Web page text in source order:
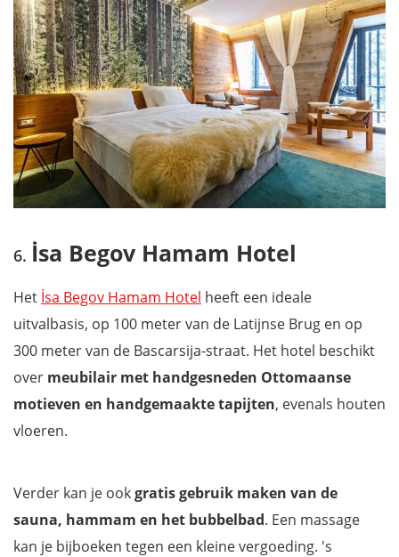
İsa Begov Hamam Hotel
Het İsa Begov Hamam Hotel heeft een ideale
uitvalbasis, op 100 meter van de Latijnse Brug en op
300 meter van de Bascarsija-straat. Het hotel beschikt
over meubilair met handgesneden Ottomaanse
motieven en handgemaakte tapijten, evenals houten
vloeren.
Verder kan je ookgratis gebruik maken van de
sauna, hammam en het bubbelbad. Een massage
kan je bijboeken tegen een kleine vergoeding. 's